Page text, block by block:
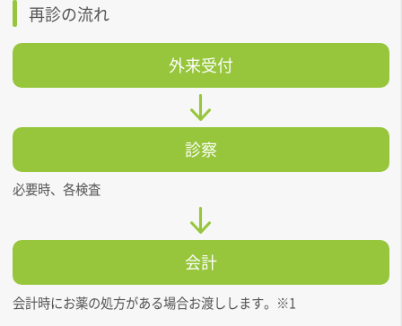
再診の流れ
外来受付
診察
必要時、各検査
会計
会計時にお薬の処方がある場合お渡しします。※1